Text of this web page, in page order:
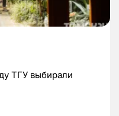
ТГУ выбирали